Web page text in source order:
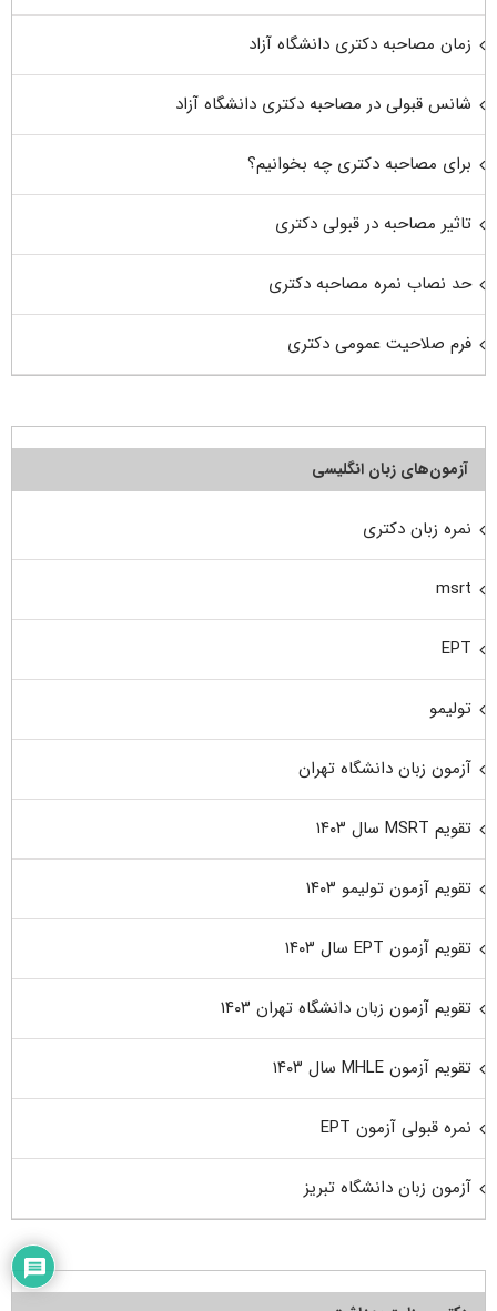
زمان مصاحبه دکتری دانشگاه آزاد
شانس قبولی در مصاحبه دکتری دانشگاه آزاد
برای مصاحبه دکتری چه بخوانیم؟
تاثیر مصاحبه در قبولی دکتری
حد نصاب نمره مصاحبه دکتری
فرم صلاحیت عمومی دکتری
آزمون‌های زبان انگلیسی
نمره زبان دکتری
msrt
EPT
تولیمو
آزمون زبان دانشگاه تهران
تقویم MSRT سال ۱۴۰۳
تقویم آزمون تولیمو ۱۴۰۳
تقویم آزمون EPT سال ۱۴۰۳
تقویم آزمون زبان دانشگاه تهران ۱۴۰۳
تقویم آزمون MHLE سال ۱۴۰۳
نمره قبولی آزمون EPT
آزمون زبان دانشگاه تبریز